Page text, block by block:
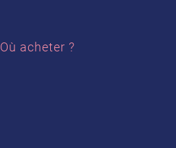
Où acheter ?